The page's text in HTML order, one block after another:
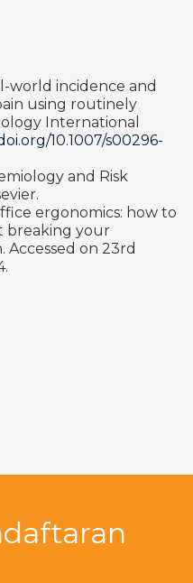
world incidence and
using routinely
International
10.1007/s00296-
and Risk
ergonomics: how to
breaking your
Accessed on 23rd